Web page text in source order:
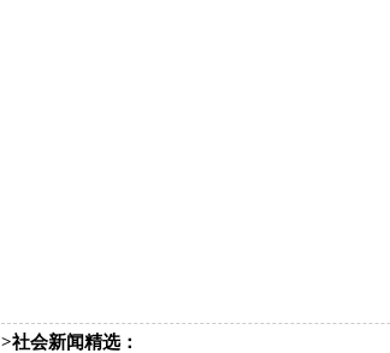
>社会新闻精选：